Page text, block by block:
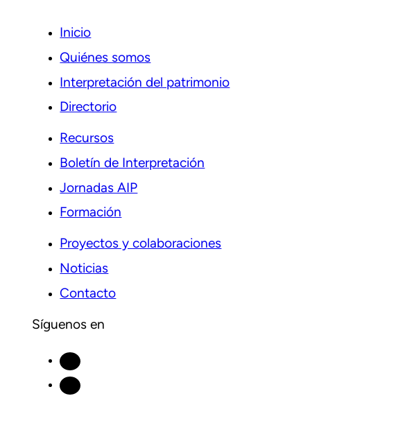
Inicio
Quiénes somos
Interpretación del patrimonio
Directorio
Recursos
Boletín de Interpretación
Jornadas AIP
Formación
Proyectos y colaboraciones
Noticias
Contacto
Síguenos en